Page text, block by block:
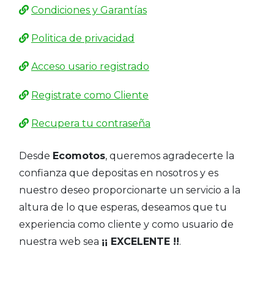
Condiciones y Garantías
Politica de privacidad
Acceso usario registrado
Registrate como Cliente
Recupera tu contraseña
Desde Ecomotos, queremos agradecerte la
confianza que depositas en nosotros y es
nuestro deseo proporcionarte un servicio a la
altura de lo que esperas, deseamos que tu
experiencia como cliente y como usuario de
nuestra web sea ¡¡ EXCELENTE !!.